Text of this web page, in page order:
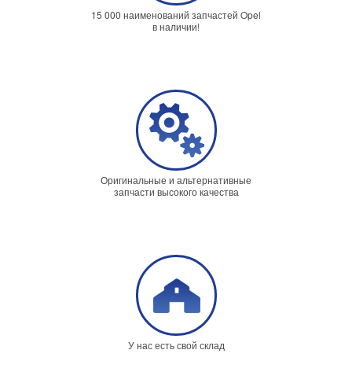
15 000 наименований запчастей Opel
в наличии!
Оригинальные и альтернативные
запчасти высокого качества
У нас есть свой склад